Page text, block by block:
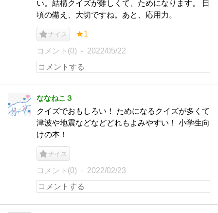
い。結構クイズが難しくて、ためになります。 日
頃の備え、大切ですね。あと、応用力。
ナイス ★1
コメント(0) 2022/05/22
ななねこ３
クイズでおもしろい！ ためになるクイズが多くて
津波や地震などなどどれもよみやすい！ 小学生向
けの本！
ナイス
コメント(0) 2022/02/23